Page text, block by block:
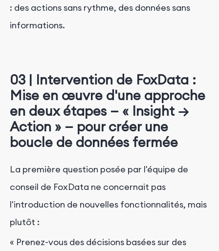
: des actions sans rythme, des données sans
informations.
03 | Intervention de FoxData :
Mise en œuvre d'une approche
en deux étapes — « Insight →
Action » — pour créer une
boucle de données fermée
La première question posée par l'équipe de
conseil de FoxData ne concernait pas
l'introduction de nouvelles fonctionnalités, mais
plutôt :
« Prenez-vous des décisions basées sur des